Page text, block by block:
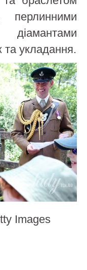
та укладання.
Images